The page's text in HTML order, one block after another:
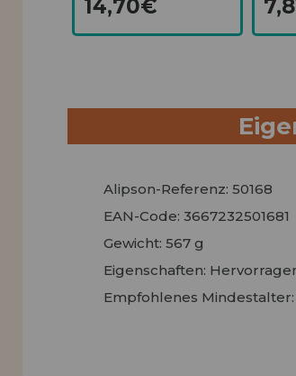
14,70€
Alipson-Referenz: 50168
EAN-Code: 3667232501681
Gewicht: 567 g
Eigenschaften:
Empfohlenes